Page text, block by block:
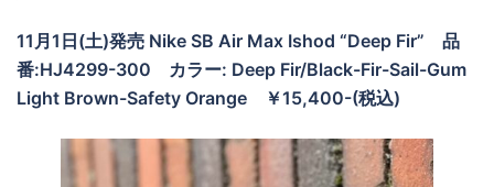
11月1日(土)発売 Nike SB Air Max Ishod “Deep Fir”
品
番:HJ4299-300
カラー: Deep Fir/Black-Fir-Sail-Gum
Light Brown-Safety Orange ￥15,400-(税込)